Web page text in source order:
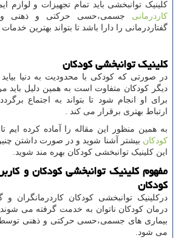
کلینیک توانبخشی باید تمام تجهیزات و لوازم
کاردرمانی جسمی،حسی حرکتی و ذهنی و
گفتاردرمانی را دارا باشد تا بتواند بهترین خدمات
کلینیک توانبخشی کودکان
در صورتی که کودکی با محدودیت به دنیا
دیگر کودکان متفاوت است به همین دلیل
برای او انجام شود تا بتواند به اجتماع
ارتباط بهتری برقرار می کند .
به همین منظور این مقاله را آماده کرده ایم
کودکان بیشتر آشنا شوید و در صورت داشتن
این کلینیک توانبخشی کودکان بهره مند شوید.
مفهوم کلینیک توانبخشی کودکان و
کودکان
درکلینیک توانبخشی کودکان کاردرمانگران و
درمان کودکان ناتوان به خدمت گرفته می شوند
بیماری های جسمی،حسی حرکتی و ذهنی
می شود.